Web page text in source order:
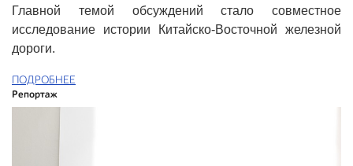
Главной темой обсуждений стало совместное
исследование истории Китайско-Восточной железной
дороги.
ПОДРОБНЕЕ
Репортаж